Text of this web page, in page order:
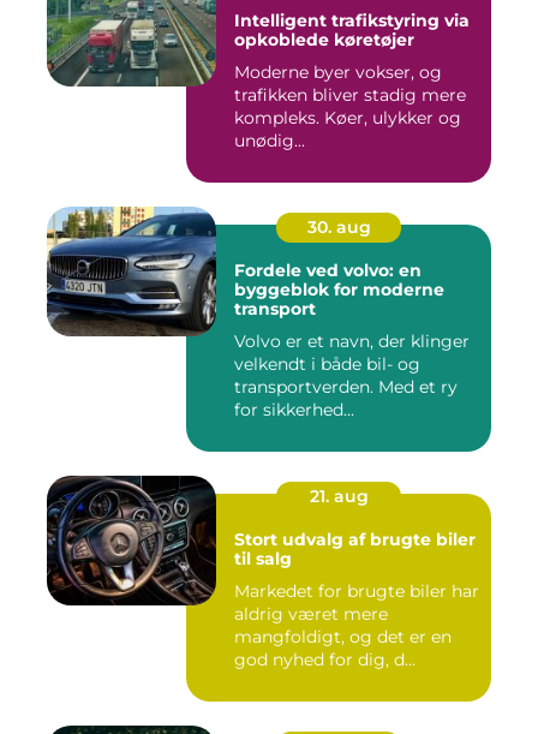
Intelligent trafikstyring via
opkoblede køretøjer
Moderne byer vokser, og
trafikken bliver stadig mere
kompleks. Køer, ulykker og
unødig...
30. aug
Fordele ved volvo: en
byggeblok for moderne
transport
Volvo er et navn, der klinger
velkendt i både bil- og
transportverden. Med et ry
for sikkerhed...
21. aug
Stort udvalg af brugte biler
til salg
Markedet for brugte biler har
aldrig været mere
mangfoldigt, og det er en
god nyhed for dig, d...